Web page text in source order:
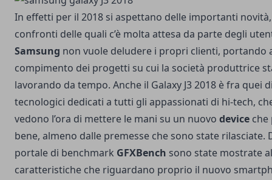
In effetti per il 2018 si aspettano delle importanti
confronti delle quali c’è molta attesa da parte degli
Samsung non vuole deludere i propri clienti, portando
compimento dei progetti su cui la società produttrice
lavorando da tempo. Anche il Galaxy J3 2018 è fra quei
tecnologici dedicati a tutti gli appassionati di hi-tech,
vedono l’ora di mettere le mani su un nuovo device
bene, almeno dalle premesse che sono state rilasciate.
portale di benchmark GFXBench sono state mostrate
caratteristiche che riguardano proprio il nuovo